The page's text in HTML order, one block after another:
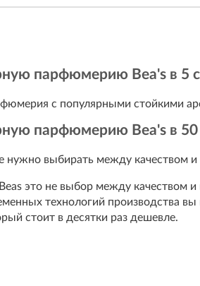
парфюмерию Bea's в 5
с популярными стойкими
парфюмерию Bea's в 50
нужно выбирать между качеством
это не выбор между качеством
технологий производства
стоит в десятки раз дешевле.